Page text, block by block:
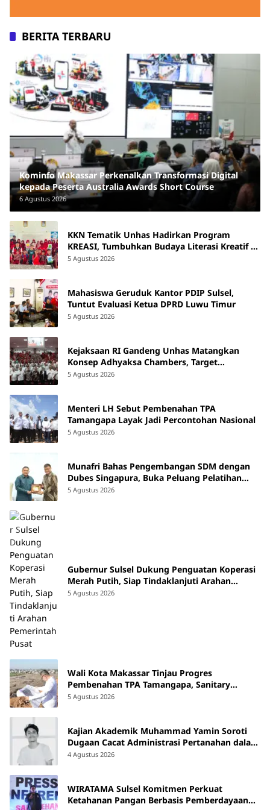
BERITA TERBARU
Kominfo Makassar Perkenalkan Transformasi Digital
kepada Peserta Australia Awards Short Course
6 Agustus 2026
KKN Tematik Unhas Hadirkan Program
KREASI, Tumbuhkan Budaya Literasi Kreatif di
SDN 47 Alluka Takalar
5 Agustus 2026
Mahasiswa Geruduk Kantor PDIP Sulsel,
Tuntut Evaluasi Ketua DPRD Luwu Timur
5 Agustus 2026
Kejaksaan RI Gandeng Unhas Matangkan
Konsep Adhyaksa Chambers, Target
Beroperasi 2027
5 Agustus 2026
Menteri LH Sebut Pembenahan TPA
Tamangapa Layak Jadi Percontohan Nasional
5 Agustus 2026
Munafri Bahas Pengembangan SDM dengan
Dubes Singapura, Buka Peluang Pelatihan
bagi ASN hingga Masyarakat
5 Agustus 2026
Gubernur Sulsel Dukung Penguatan Koperasi
Merah Putih, Siap Tindaklanjuti Arahan
Pemerintah Pusat
5 Agustus 2026
Wali Kota Makassar Tinjau Progres
Pembenahan TPA Tamangapa, Sanitary
Landfill Capai 93 Persen
5 Agustus 2026
Kajian Akademik Muhammad Yamin Soroti
Dugaan Cacat Administrasi Pertanahan dalam
Konflik Laoli di Luwu Timur
4 Agustus 2026
WIRATAMA Sulsel Komitmen Perkuat
Ketahanan Pangan Berbasis Pemberdayaan